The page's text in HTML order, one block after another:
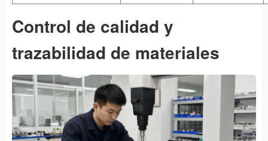
Control de calidad y
trazabilidad de materiales